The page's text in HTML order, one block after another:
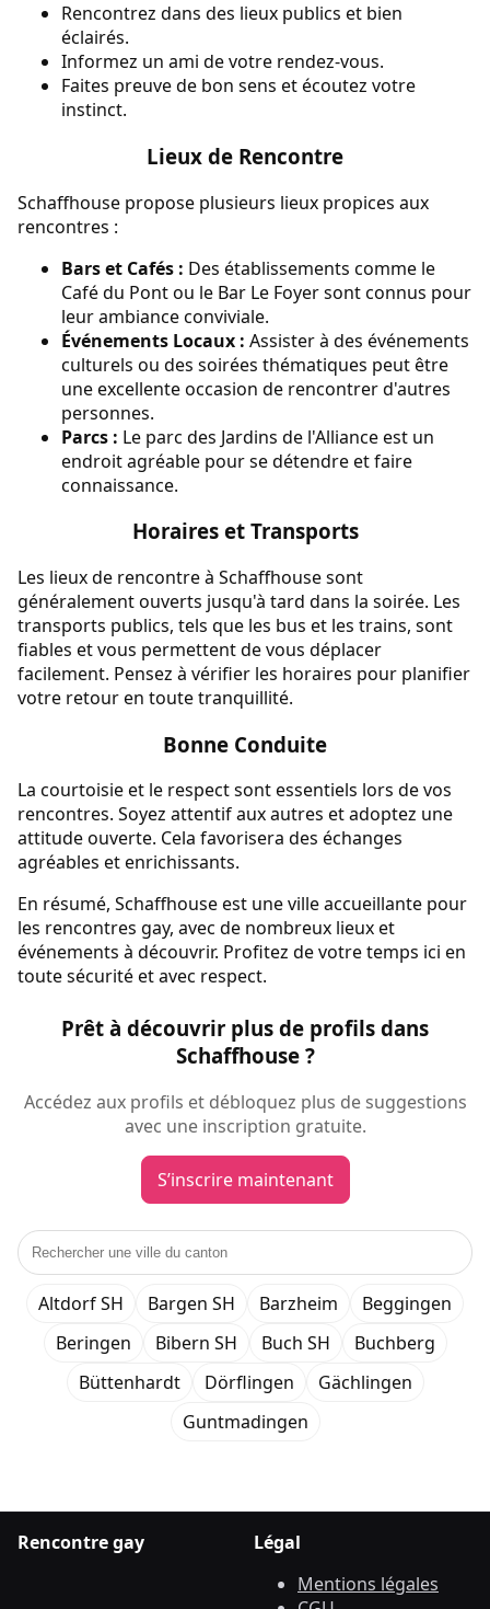
Rencontrez dans des lieux publics et bien
éclairés.
Informez un ami de votre rendez-vous.
Faites preuve de bon sens et écoutez votre
instinct.
Lieux de Rencontre
Schaffhouse propose plusieurs lieux propices aux
rencontres :
Bars et Cafés : Des établissements comme le
Café du Pont ou le Bar Le Foyer sont connus pour
leur ambiance conviviale.
Événements Locaux : Assister à des événements
culturels ou des soirées thématiques peut être
une excellente occasion de rencontrer d'autres
personnes.
Parcs : Le parc des Jardins de l'Alliance est un
endroit agréable pour se détendre et faire
connaissance.
Horaires et Transports
Les lieux de rencontre à Schaffhouse sont
généralement ouverts jusqu'à tard dans la soirée. Les
transports publics, tels que les bus et les trains, sont
fiables et vous permettent de vous déplacer
facilement. Pensez à vérifier les horaires pour planifier
votre retour en toute tranquillité.
Bonne Conduite
La courtoisie et le respect sont essentiels lors de vos
rencontres. Soyez attentif aux autres et adoptez une
attitude ouverte. Cela favorisera des échanges
agréables et enrichissants.
En résumé, Schaffhouse est une ville accueillante pour
les rencontres gay, avec de nombreux lieux et
événements à découvrir. Profitez de votre temps ici en
toute sécurité et avec respect.
Prêt à découvrir plus de profils dans
Schaffhouse ?
Accédez aux profils et débloquez plus de suggestions
avec une inscription gratuite.
S’inscrire maintenant
Altdorf SH Bargen SH Barzheim
Beggingen
Beringen
Bibern SH Buch SH
Buchberg
Büttenhardt
Dörflingen
Gächlingen
Guntmadingen
Rencontre gay
Légal
Mentions légales